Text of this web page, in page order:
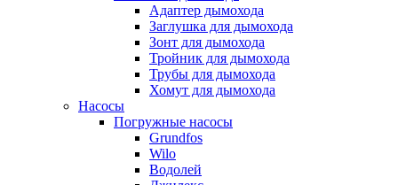
Адаптер дымохода
Заглушка для дымохода
Зонт для дымохода
Тройник для дымохода
Трубы для дымохода
Хомут для дымохода
Насосы
Погружные насосы
Grundfos
Wilo
Водолей